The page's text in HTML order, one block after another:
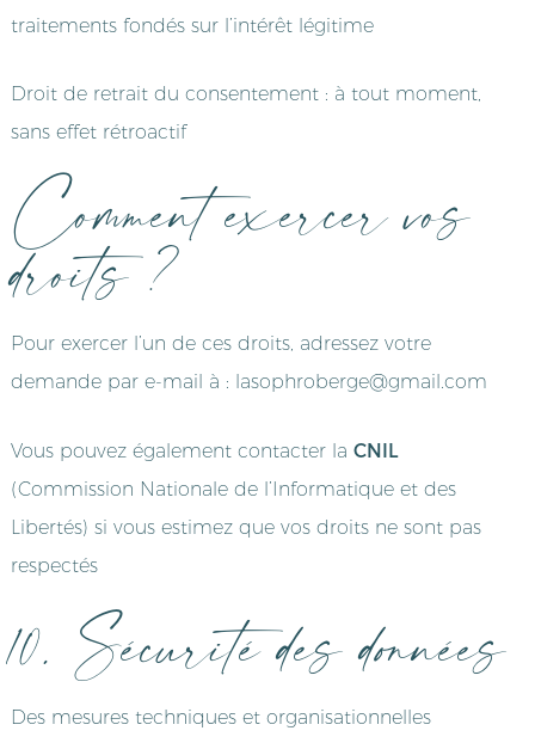
traitements fondés sur l’intérêt légitime
Droit de retrait du consentement : à tout moment,
sans effet rétroactif
Comment exercer vos
droits ?
Pour exercer l’un de ces droits, adressez votre
demande par e-mail à : lasophroberge@gmail.com
Vous pouvez également contacter la CNIL
(Commission Nationale de l’Informatique et des
Libertés) si vous estimez que vos droits ne sont pas
respectés
10. Sécurité des données
Des mesures techniques et organisationnelles